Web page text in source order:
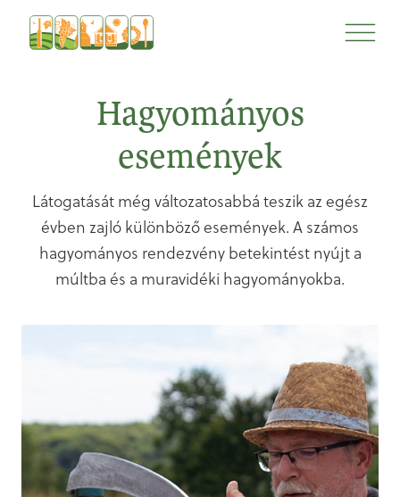
Hagyományos
események
Látogatását még változatosabbá teszik az egész
évben zajló különböző események. A számos
hagyományos rendezvény betekintést nyújt a
múltba és a muravidéki hagyományokba.